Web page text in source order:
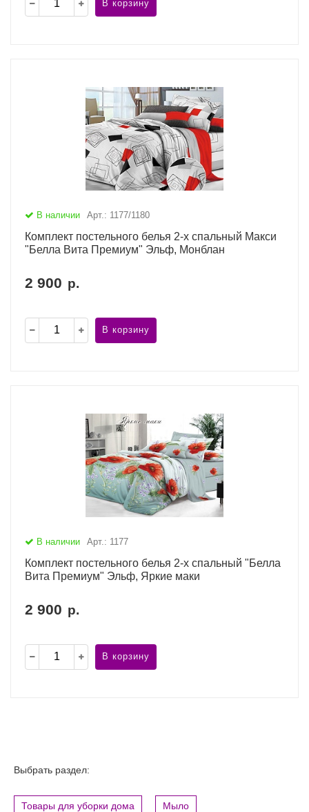
В корзину
В наличии Арт.: 1177/1180
Комплект постельного белья 2-х спальный Макси
"Белла Вита Премиум" Эльф, Монблан
2 900 р.
В корзину
В наличии Арт.: 1177
Комплект постельного белья 2-х спальный "Белла
Вита Премиум" Эльф, Яркие маки
2 900 р.
В корзину
Выбрать раздел:
Товары для уборки дома Мыло